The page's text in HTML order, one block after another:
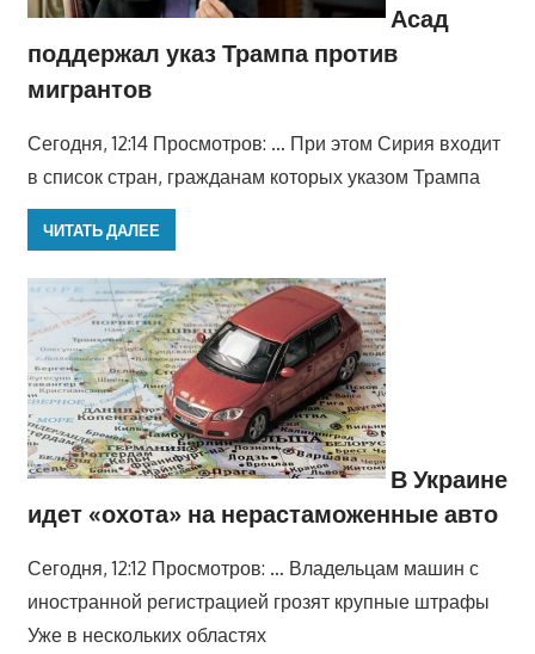
Асад
поддержал указ Трампа против
мигрантов
Сегодня, 12:14 Просмотров: … При этом Сирия входит
в список стран, гражданам которых указом Трампа
ЧИТАТЬ ДАЛЕЕ
В Украине
идет «охота» на нерастаможенные авто
Сегодня, 12:12 Просмотров: … Владельцам машин с
иностранной регистрацией грозят крупные штрафы
Уже в нескольких областях